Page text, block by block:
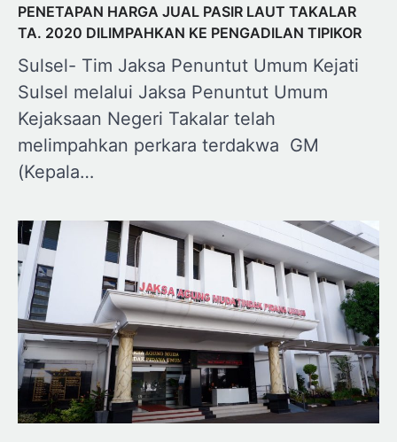
PENETAPAN HARGA JUAL PASIR LAUT TAKALAR
TA. 2020 DILIMPAHKAN KE PENGADILAN TIPIKOR
Sulsel- Tim Jaksa Penuntut Umum Kejati
Sulsel melalui Jaksa Penuntut Umum
Kejaksaan Negeri Takalar telah
melimpahkan perkara terdakwa GM
(Kepala…